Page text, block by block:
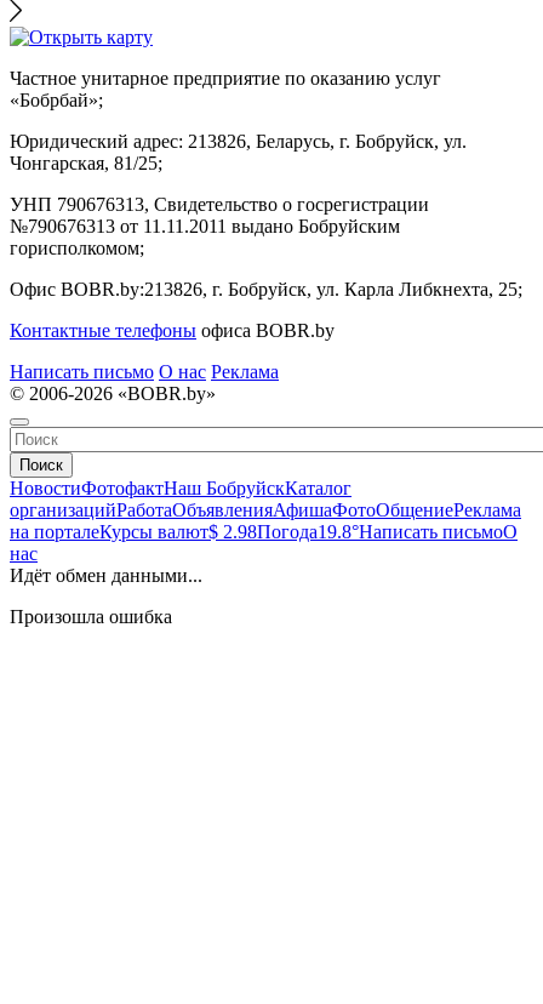
Частное унитарное предприятие по оказанию услуг
«Бобрбай»;
Юридический адрес: 213826, Беларусь, г. Бобруйск, ул.
Чонгарская, 81/25;
УНП 790676313, Свидетельство о госрегистрации
№790676313 от 11.11.2011 выдано Бобруйским
горисполкомом;
Офис BOBR.by:213826, г. Бобруйск, ул. Карла Либкнехта, 25;
Контактные телефоны офиса BOBR.by
Написать письмо О нас Реклама
© 2006-2026 «BOBR.by»
Поиск
НовостиФотофактНаш БобруйскКаталог
организацийРаботаОбъявленияАфишаФотоОбщениеРеклама
на порталеКурсы валют$ 2.98Погода19.8°Написать письмоО
нас
Идёт обмен данными...
Произошла ошибка